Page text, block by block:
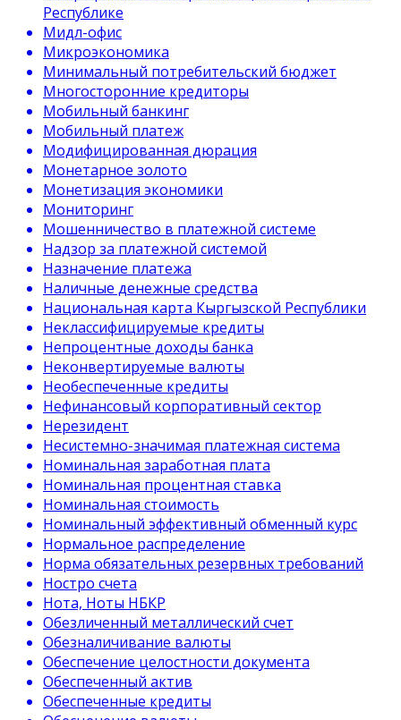
Республике
Мидл-офис
Микроэкономика
Минимальный потребительский бюджет
Многосторонние кредиторы
Мобильный банкинг
Мобильный платеж
Модифицированная дюрация
Монетарное золото
Монетизация экономики
Мониторинг
Мошенничество в платежной системе
Надзор за платежной системой
Назначение платежа
Наличные денежные средства
Национальная карта Кыргызской Республики
Неклассифицируемые кредиты
Непроцентные доходы банка
Неконвертируемые валюты
Необеспеченные кредиты
Нефинансовый корпоративный сектор
Нерезидент
Несистемно-значимая платежная система
Номинальная заработная плата
Номинальная процентная ставка
Номинальная стоимость
Номинальный эффективный обменный курс
Нормальное распределение
Норма обязательных резервных требований
Ностро счета
Нота, Ноты НБКР
Обезличенный металлический счет
Обезналичивание валюты
Обеспечение целостности документа
Обеспеченный актив
Обеспеченные кредиты